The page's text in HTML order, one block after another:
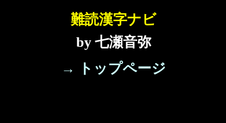
難読漢字ナビ
by 七瀬音弥
→ トップページ